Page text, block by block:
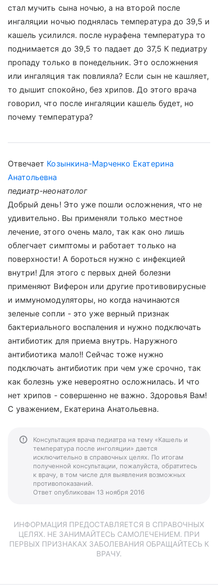
стал мучить сына ночью, а на второй после
ингаляции ночью поднялась температура до 39,5 и
кашель усилился. после нурафена температура то
поднимается до 39,5 то падает до 37,5 К педиатру
пропаду только в понедельник. Это осложнения
или ингаляция так повлияла? Если сын не кашляет,
то дышит спокойно, без хрипов. До этого врача
говорил, что после ингаляции кашель будет, но
почему температура?
Отвечает Козынкина-Марченко Екатерина
Анатольевна
педиатр-неонатолог
Добрый день! Это уже пошли осложнения, что не
удивительно. Вы применяли только местное
лечение, этого очень мало, так как оно лишь
облегчает симптомы и работает только на
поверхности! А бороться нужно с инфекцией
внутри! Для этого с первых дней болезни
применяют Виферон или другие противовирусные
и иммуномодуляторы, но когда начинаются
зеленые сопли - это уже верный признак
бактериального воспаления и нужно подключать
антибиотик для приема внутрь. Наружного
антибиотика мало!! Сейчас тоже нужно
подключать антибиотик при чем уже срочно, так
как болезнь уже невероятно осложнилась. И что
нет хрипов - совершенно не важно. Здоровья Вам!
С уважением, Екатерина Анатольевна.
Консультация врача педиатра на тему «Кашель и
температура после инголяции» дается
исключительно в справочных целях. По итогам
полученной консультации, пожалуйста, обратитесь
к врачу, в том числе для выявления возможных
противопоказаний.
Ответ опубликован 13 ноября 2016
ИНФОРМАЦИЯ ПРЕДОСТАВЛЯЕТСЯ В СПРАВОЧНЫХ
ЦЕЛЯХ. НЕ ЗАНИМАЙТЕСЬ САМОЛЕЧЕНИЕМ. ПРИ
ПЕРВЫХ ПРИЗНАКАХ ЗАБОЛЕВАНИЯ ОБРАЩАЙТЕСЬ К
ВРАЧУ.